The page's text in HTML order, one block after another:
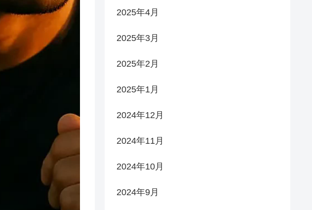
2025年4月
2025年3月
2025年2月
2025年1月
2024年12月
2024年11月
2024年10月
2024年9月